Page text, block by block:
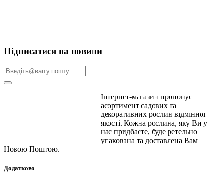
Підписатися на новини
Інтернет-магазин пропонує
асортимент садових та
декоративних рослин відмінної
якості. Кожна рослина, яку Ви у
нас придбаєте, буде ретельно
упакована та доставлена ​​Вам
Новою Поштою.
Додатково